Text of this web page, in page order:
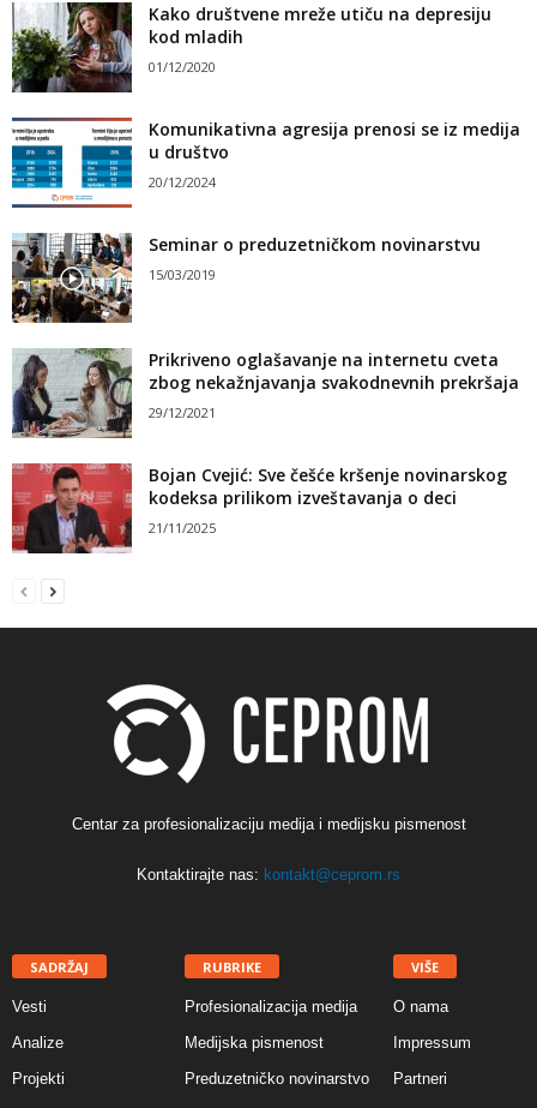
Kako društvene mreže utiču na depresiju
kod mladih
01/12/2020
Komunikativna agresija prenosi se iz medija
u društvo
20/12/2024
Seminar o preduzetničkom novinarstvu
15/03/2019
Prikriveno oglašavanje na internetu cveta
zbog nekažnjavanja svakodnevnih prekršaja
29/12/2021
Bojan Cvejić: Sve češće kršenje novinarskog
kodeksa prilikom izveštavanja o deci
21/11/2025
Centar za profesionalizaciju medija i medijsku pismenost
Kontaktirajte nas: kontakt@ceprom.rs
SADRŽAJ
Vesti
Analize
Projekti
RUBRIKE
Profesionalizacija medija
Medijska pismenost
Preduzetničko novinarstvo
VIŠE
O nama
Impressum
Partneri